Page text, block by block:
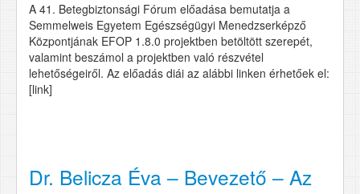
A 41. Betegbiztonsági Fórum előadása bemutatja a
Semmelweis Egyetem Egészségügyi Menedzserképző
Központjának EFOP 1.8.0 projektben betöltött szerepét,
valamint beszámol a projektben való részvétel
lehetőségeiről. Az előadás diái az alábbi linken érhetőek el:
[link]
Dr. Belicza Éva – Bevezető – Az